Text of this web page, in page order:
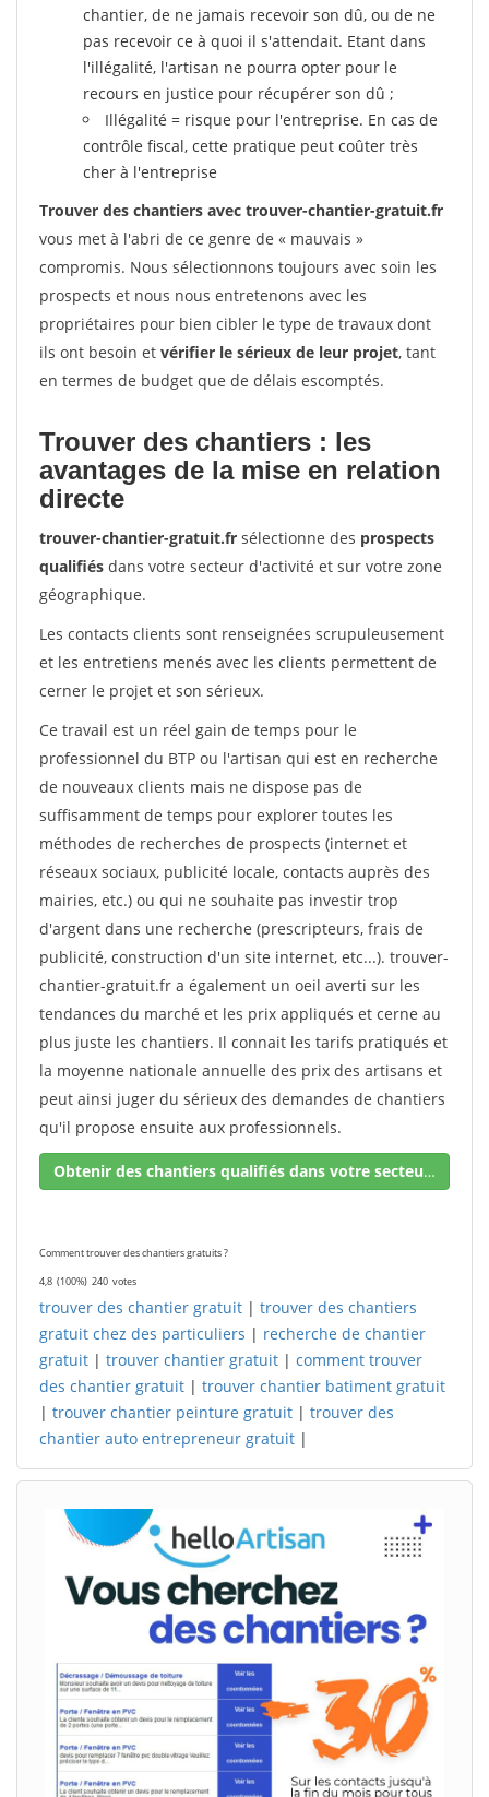
chantier, de ne jamais recevoir son dû, ou de ne
pas recevoir ce à quoi il s'attendait. Etant dans
l'illégalité, l'artisan ne pourra opter pour le
recours en justice pour récupérer son dû ;
Illégalité = risque pour l'entreprise. En cas de
contrôle fiscal, cette pratique peut coûter très
cher à l'entreprise
Trouver des chantiers avec trouver-chantier-gratuit.fr
vous met à l'abri de ce genre de « mauvais »
compromis. Nous sélectionnons toujours avec soin les
prospects et nous nous entretenons avec les
propriétaires pour bien cibler le type de travaux dont
ils ont besoin et vérifier le sérieux de leur projet, tant
en termes de budget que de délais escomptés.
Trouver des chantiers : les
avantages de la mise en relation
directe
trouver-chantier-gratuit.fr sélectionne des prospects
qualifiés dans votre secteur d'activité et sur votre zone
géographique.
Les contacts clients sont renseignées scrupuleusement
et les entretiens menés avec les clients permettent de
cerner le projet et son sérieux.
Ce travail est un réel gain de temps pour le
professionnel du BTP ou l'artisan qui est en recherche
de nouveaux clients mais ne dispose pas de
suffisamment de temps pour explorer toutes les
méthodes de recherches de prospects (internet et
réseaux sociaux, publicité locale, contacts auprès des
mairies, etc.) ou qui ne souhaite pas investir trop
d'argent dans une recherche (prescripteurs, frais de
publicité, construction d'un site internet, etc...). trouver-
chantier-gratuit.fr a également un oeil averti sur les
tendances du marché et les prix appliqués et cerne au
plus juste les chantiers. Il connait les tarifs pratiqués et
la moyenne nationale annuelle des prix des artisans et
peut ainsi juger du sérieux des demandes de chantiers
qu'il propose ensuite aux professionnels.
Obtenir des chantiers qualifiés dans votre secteur !
Comment trouver des chantiers gratuits ?
4,8 (100%) 240 votes
trouver des chantier gratuit | trouver des chantiers
gratuit chez des particuliers | recherche de chantier
gratuit | trouver chantier gratuit | comment trouver
des chantier gratuit | trouver chantier batiment gratuit
| trouver chantier peinture gratuit | trouver des
chantier auto entrepreneur gratuit |